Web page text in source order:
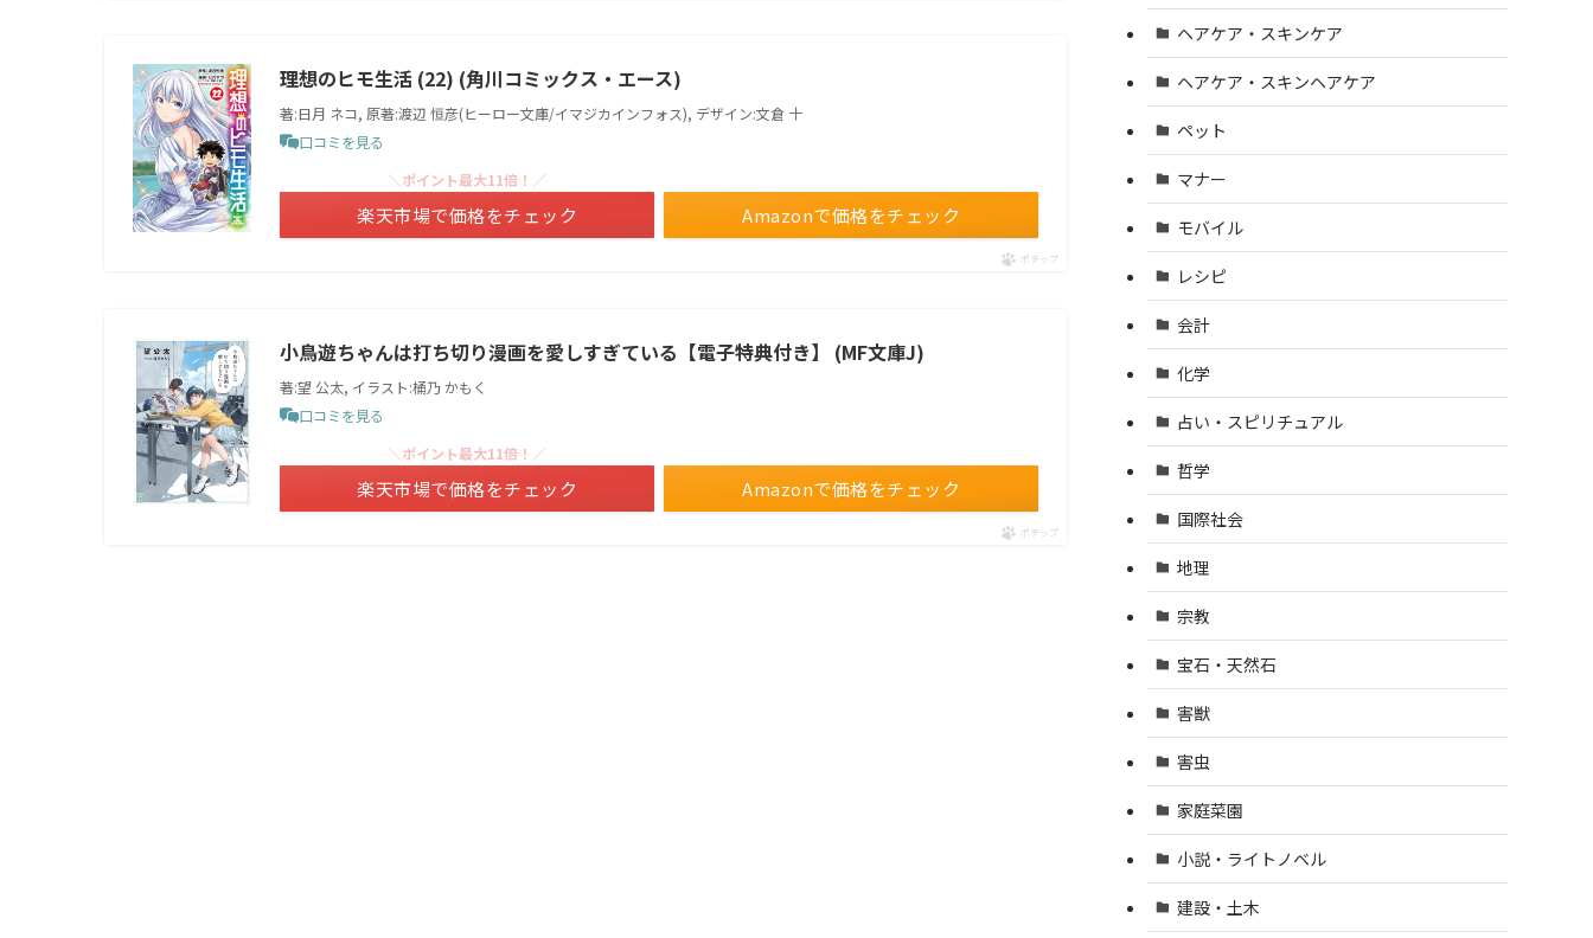
理想のヒモ生活 (22) (角川コミックス・エース)
著:日月 ネコ, 原著:渡辺 恒彦(ヒーロー文庫/イマジカインフォス), デザイン:文倉 十
口コミを見る
Amazonで価格をチェック
＼ポイント最大11倍！／
楽天市場で価格をチェック
ポチップ
小鳥遊ちゃんは打ち切り漫画を愛しすぎている【電子特典付き】 (MF文庫J)
著:望 公太, イラスト:桶乃 かもく
口コミを見る
Amazonで価格をチェック
＼ポイント最大11倍！／
楽天市場で価格をチェック
ポチップ
ヘアケア・スキンケア
ヘアケア・スキンヘアケア
ペット
マナー
モバイル
レシピ
会計
化学
占い・スピリチュアル
哲学
国際社会
地理
宗教
宝石・天然石
害獣
害虫
家庭菜園
小説・ライトノベル
建設・土木